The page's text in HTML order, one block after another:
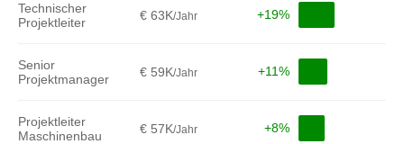
Technischer
Projektleiter
€ 63K/Jahr +19%
Senior
Projektmanager
€ 59K/Jahr +11%
Projektleiter
Maschinenbau
€ 57K/Jahr +8%